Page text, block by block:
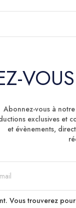
Abonnez-vous à
exclusives et
et évènements,
Vous trouverez